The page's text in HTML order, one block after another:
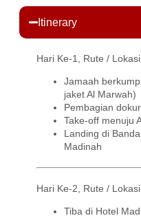
Itinerary
Hari Ke-1, Rute /
Jamaah
jaket Al Marwah)
Pembagian
Take-off menuju
Landing di
Madinah
Hari Ke-2, Rute /
Tiba di Hotel